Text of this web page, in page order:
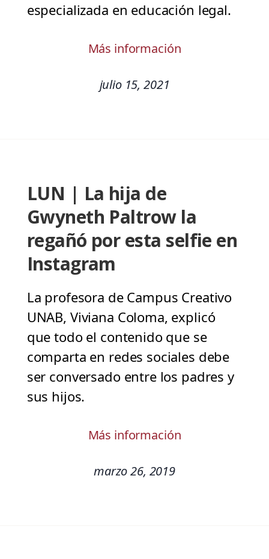
especializada en educación legal.
Más información
julio 15, 2021
LUN | La hija de
Gwyneth Paltrow la
regañó por esta selfie en
Instagram
La profesora de Campus Creativo
UNAB, Viviana Coloma, explicó
que todo el contenido que se
comparta en redes sociales debe
ser conversado entre los padres y
sus hijos.
Más información
marzo 26, 2019